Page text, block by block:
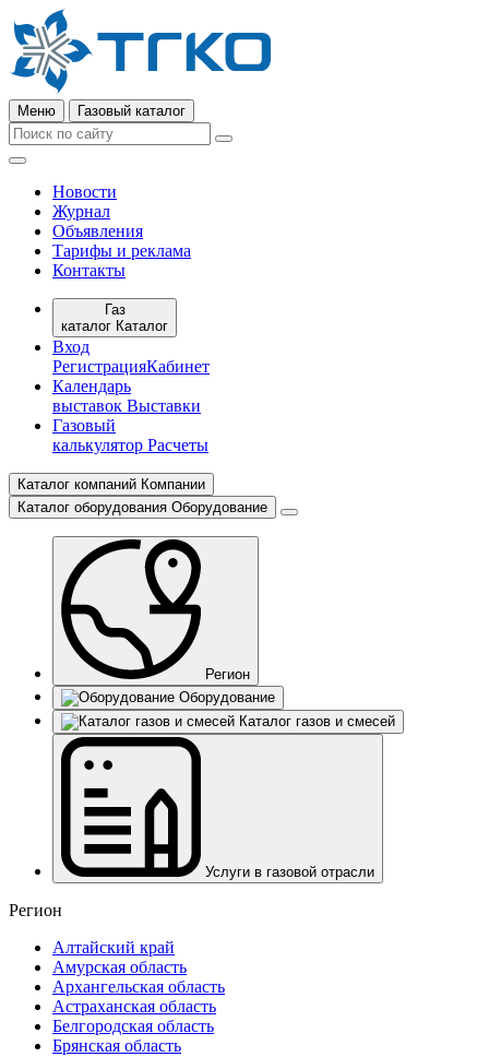
Меню Газовый каталог
Новости
Журнал
Объявления
Тарифы и реклама
Контакты
Газ
каталог Каталог
Вход
РегистрацияКабинет
Календарь
выставок Выставки
Газовый
калькулятор Расчеты
Каталог компаний Компании
Каталог оборудования Оборудование
Регион
Оборудование
Каталог газов и смесей
Услуги в газовой отрасли
Регион
Алтайский край
Амурская область
Архангельская область
Астраханская область
Белгородская область
Брянская область